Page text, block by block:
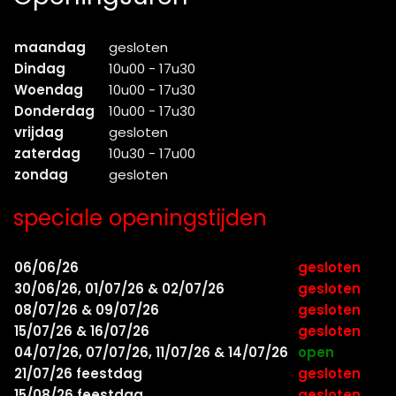
maandag
gesloten
Dindag
10u00 - 17u30
Woendag
10u00 - 17u30
Donderdag
10u00 - 17u30
vrijdag
gesloten
zaterdag
10u30 - 17u00
zondag
gesloten
speciale openingstijden
06/06/26
gesloten
30/06/26, 01/07/26 & 02/07/26
gesloten
08/07/26 & 09/07/26
gesloten
15/07/26 & 16/07/26
gesloten
04/07/26, 07/07/26, 11/07/26 & 14/07/26
open
21/07/26 feestdag
gesloten